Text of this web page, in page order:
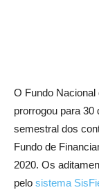
O Fundo
prorrogou para 30
semestral dos
Fundo de
2020. Os
pelo sistema